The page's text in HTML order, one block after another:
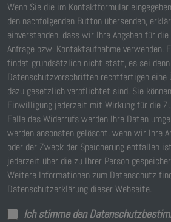
Wenn Sie die im Kontaktformular
den nachfolgenden Button übersenden,
einverstanden, dass wir Ihre Angaben für
Anfrage bzw. Kontaktaufnahme verwenden.
findet grundsätzlich nicht statt, es sei
Datenschutzvorschriften rechtfertigen eine
dazu gesetzlich verpflichtet sind. Sie
Einwilligung jederzeit mit Wirkung für die
Falle des Widerrufs werden Ihre Daten
werden ansonsten gelöscht, wenn wir Ihre
oder der Zweck der Speicherung entfallen
jederzeit über die zu Ihrer Person
Weitere Informationen zum Datenschutz
Datenschutzerklärung dieser Webseite.
Ich stimme den